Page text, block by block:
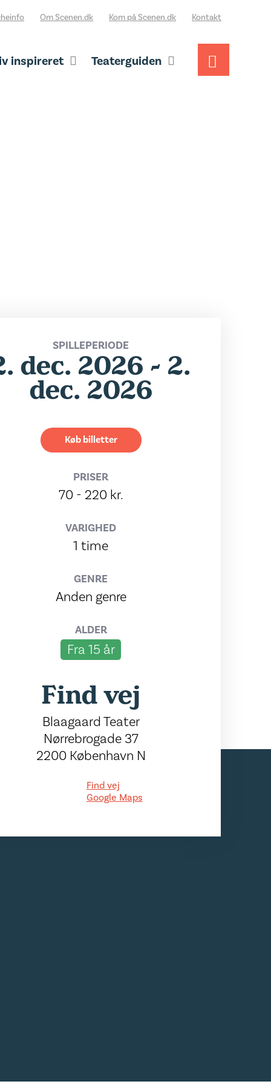
Om Scenen.dk Kom på Scenen.dk Kontakt
inspireret Teaterguiden
SPILLEPERIODE
dec. 2026 - 2.
dec. 2026
Køb billetter
PRISER
70 - 220 kr.
VARIGHED
1 time
GENRE
Anden genre
ALDER
Fra 15 år
Find vej
Blaagaard Teater
Nørrebrogade 37
2200 København N
Find vej
Google Maps